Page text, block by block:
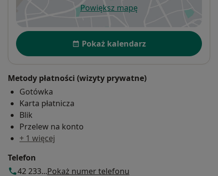
Powiększ mapęotwiera się w nowej karcie
Dostępność
Pokaż kalendarz
Metody płatności (wizyty prywatne)
Gotówka
Karta płatnicza
Blik
Przelew na konto
+ 1 więcej
Telefon
42 233...Pokaż numer telefonu